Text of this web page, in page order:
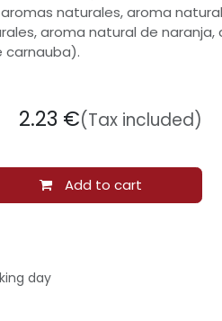
naturales, aroma
aroma natural de naranja,
carnauba).
Add to cart
2.23 €(Tax included)
day